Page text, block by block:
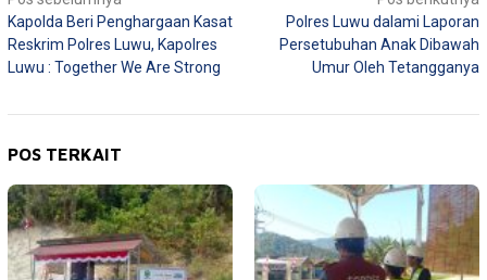
pos
Kapolda Beri Penghargaan Kasat
Reskrim Polres Luwu, Kapolres
Luwu : Together We Are Strong
Polres Luwu dalami Laporan
Persetubuhan Anak Dibawah
Umur Oleh Tetangganya
POS TERKAIT